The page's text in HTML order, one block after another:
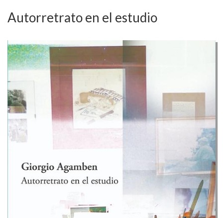
Autorretrato en el estudio